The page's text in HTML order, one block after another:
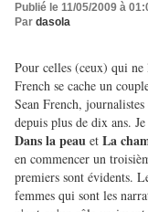
Publié le 11/05/2009 à
Par dasola
Pour celles (ceux) qui ne
French se cache un
Sean French,
depuis plus de dix ans.
Dans la peau et La
en commencer un
premiers sont évidents.
femmes qui sont les